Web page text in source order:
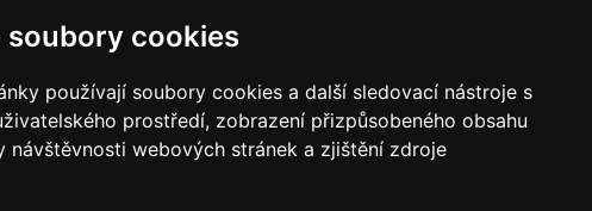
soubory cookies
používají soubory cookies a další sledovací nástroje s
prostředí, zobrazení přizpůsobeného obsahu
návštěvnosti webových stránek a zjištění zdroje
© Alejan 1998 - 2026